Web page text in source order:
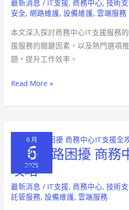
最新消息 / IT支援, 商務中心,技術
安全,網路維護,設備維護,雲端服務
本文深入探討商務中心IT支援服務
援服務的關鍵因素，以及熱門選項
題，提升工作效率。
心
支
援
全
略
秘
訣
Read More »
6 月
6
2025
告別網路困擾 商
攻略
最新消息 / IT支援, 商務中心,技術
託管服務,設備維護,雲端服務
網
路